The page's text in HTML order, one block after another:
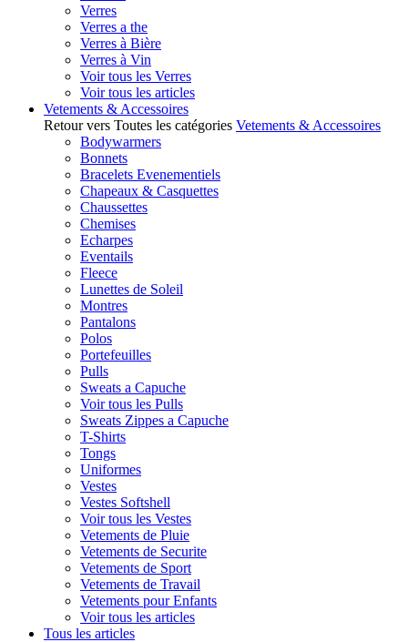
Verres
Verres a the
Verres à Bière
Verres à Vin
Voir tous les Verres
Voir tous les articles
Vetements & Accessoires
Retour vers Toutes les catégories Vetements & Accessoires
Bodywarmers
Bonnets
Bracelets Evenementiels
Chapeaux & Casquettes
Chaussettes
Chemises
Echarpes
Eventails
Fleece
Lunettes de Soleil
Montres
Pantalons
Polos
Portefeuilles
Pulls
Sweats a Capuche
Voir tous les Pulls
Sweats Zippes a Capuche
T-Shirts
Tongs
Uniformes
Vestes
Vestes Softshell
Voir tous les Vestes
Vetements de Pluie
Vetements de Securite
Vetements de Sport
Vetements de Travail
Vetements pour Enfants
Voir tous les articles
Tous les articles